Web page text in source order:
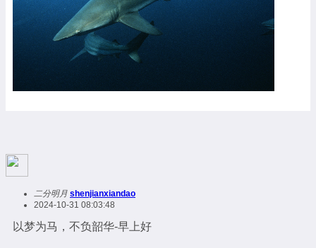
二分明月 shenjianxiandao
2024-10-31 08:03:48
以梦为马，不负韶华-早上好